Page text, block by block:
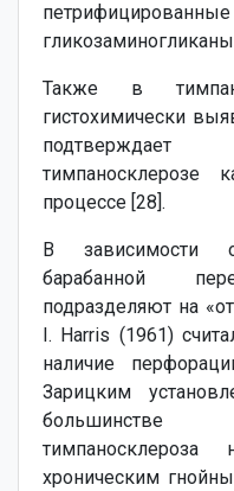
Также в
гистохимически
тимпаносклерозе
процессе [28].
В зависимости
барабанной
подразделяют на
I. Harris (1961)
наличие
Зарицким
хроническим